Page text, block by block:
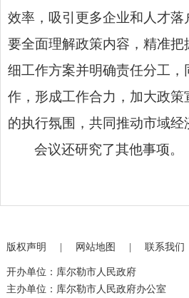
效率，吸引更多企业和人才落
要全面理解政策内容，精准
细工作方案并明确责任分工
作，形成工作合力，加大政
的执行氛围，共同推动市域经
会议还研究了其他事项。
版权声明 网站地图 联系我们
开办单位：库尔勒市人民政府
主办单位：库尔勒市人民政府办公室